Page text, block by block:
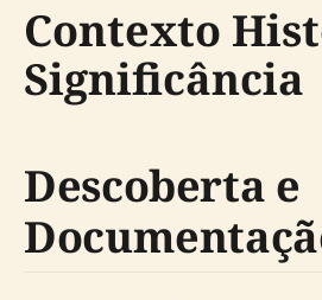
Contexto
Significância
Descoberta e